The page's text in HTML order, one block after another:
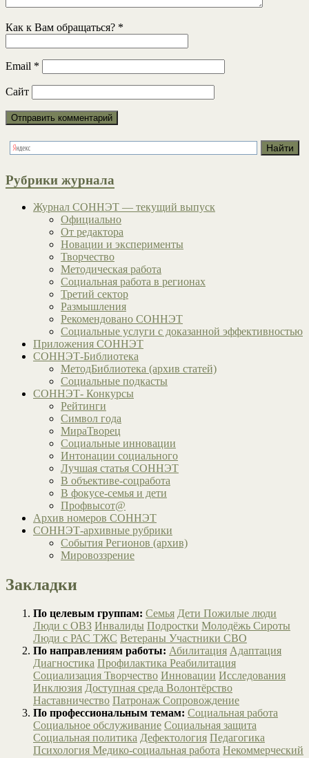
Как к Вам обращаться? *
Email *
Сайт
Рубрики журнала
Журнал СОННЭТ — текущий выпуск
Официально
От редактора
Новации и эксперименты
Творчество
Методическая работа
Социальная работа в регионах
Третий сектор
Размышления
Рекомендовано СОННЭТ
Социальные услуги с доказанной эффективностью
Приложения СОННЭТ
СОННЭТ-Библиотека
МетодБиблиотека (архив статей)
Социальные подкасты
СОННЭТ- Конкурсы
Рейтинги
Символ года
МираТворец
Социальные инновации
Интонации социального
Лучшая статья СОННЭТ
В объективе-соцработа
В фокусе-семья и дети
Профвысот@
Архив номеров СОННЭТ
СОННЭТ-архивные рубрики
События Регионов (архив)
Мировоззрение
Закладки
По целевым группам: Семья Дети Пожилые люди
Люди с ОВЗ Инвалиды Подростки Молодёжь Сироты
Люди с РАС ТЖС Ветераны Участники СВО
По направлениям работы: Абилитация Адаптация
Диагностика Профилактика Реабилитация
Социализация Творчество Инновации Исследования
Инклюзия Доступная среда Волонтёрство
Наставничество Патронаж Сопровождение
По профессиональным темам: Социальная работа
Социальное обслуживание Социальная защита
Социальная политика Дефектология Педагогика
Психология Медико-социальная работа Некоммерческий